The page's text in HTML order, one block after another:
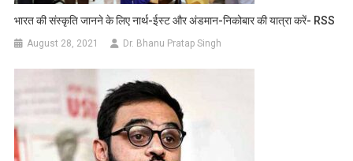
भारत की संस्कृति जानने के लिए नार्थ-ईस्ट और अंडमान-निकोबार की यात्रा करें- RSS
August 28, 2021 Dr. Bhanu Pratap Singh